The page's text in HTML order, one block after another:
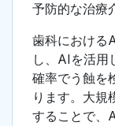
予防的な治療
歯科における
し、AIを活用
確率でう蝕を
ります。大規
することで、